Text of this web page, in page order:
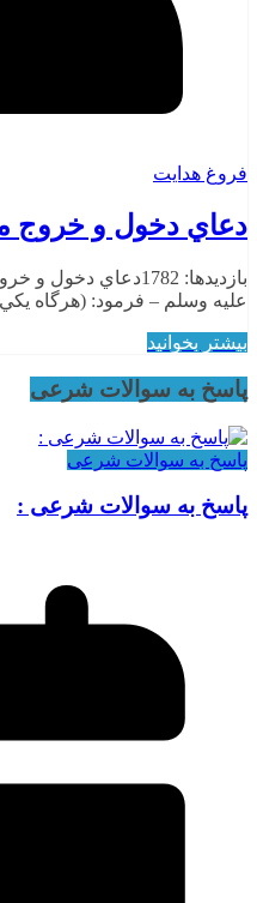
فروغ هدایت
دعاي دخول و خروج
بازدیدها: 1782دعاي
عليه وسلم – فرمود: (هرگاه
بیشتر بخوانید
پاسخ به سوالات شرعی
پاسخ به سوالات شرعی
پاسخ به سوالات شرعی :